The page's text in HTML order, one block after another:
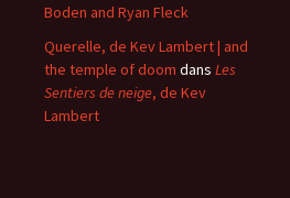
Boden and Ryan Fleck
Querelle, de Kev Lambert | and
the temple of doom dans Les
Sentiers de neige, de Kev
Lambert